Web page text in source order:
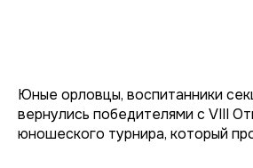
Юные орловцы, воспитанники
вернулись победителями с VIII
юношеского турнира, который